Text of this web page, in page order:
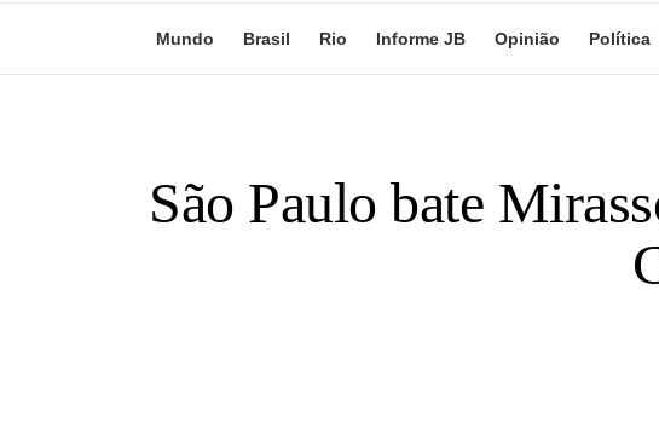
Mundo Brasil Rio Informe JB Opinião Política
São Paulo bate